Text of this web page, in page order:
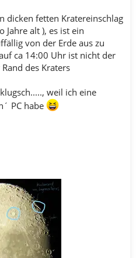
dicken fetten Kratereinschlag
Jahre alt ), es ist ein
von der Erde aus zu
ca 14:00 Uhr ist nicht der
des Kraters
weil ich eine
PC habe